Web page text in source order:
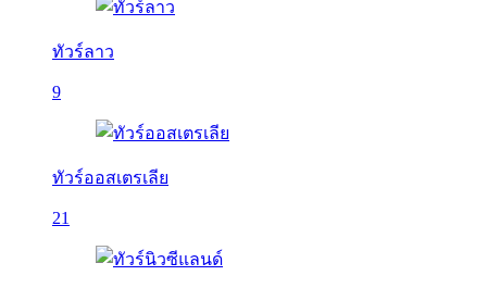
ทัวร์ลาว
9
ทัวร์ออสเตรเลีย
21